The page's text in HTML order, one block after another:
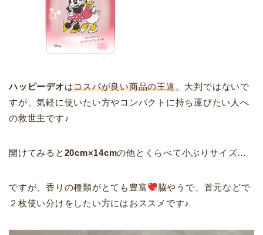
ハッピーデオはコスパが良い商品の王道。大判ではないで
すが、気軽に使いたい方やコンパクトに持ち運びたい人へ
の救世主です♪
開けてみると 20cm×14cmの他とくらべて小ぶりサイズ…
ですが、香りの種類がとても豊富
脇やうで、首元などで
２枚使い分けをしたい方にはおススメです♪